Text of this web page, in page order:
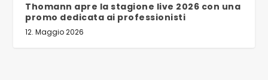
Thomann apre la stagione live 2026 con una
promo dedicata ai professionisti
12. Maggio 2026